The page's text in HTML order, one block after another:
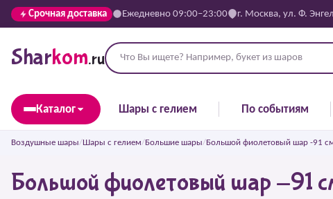
Срочная доставка Ежедневно 09:00–23:00 г. Москва, ул. Ф.
Sharkom.ru
Каталог Шары с гелием По событиям
Воздушные шары/Шары с гелием/Большие шары/Большой фиолетовый шар -91
Большой фиолетовый шар -91